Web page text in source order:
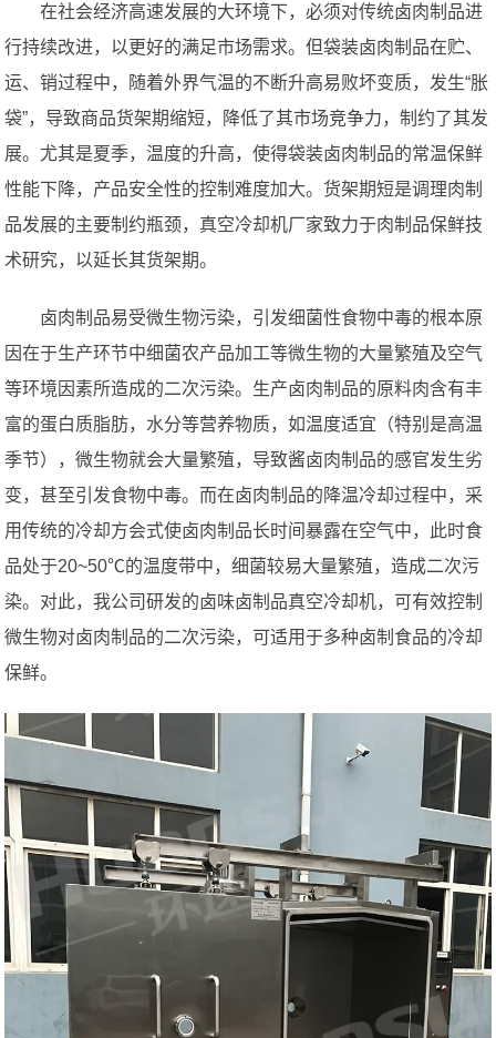
在社会经济高速发展的大环境下，必须对传统卤肉制品进
行持续改进，以更好的满足市场需求。但袋装卤肉制品在贮、
运、销过程中，随着外界气温的不断升高易败坏变质，发生“胀
袋”，导致商品货架期缩短，降低了其市场竞争力，制约了其发
展。尤其是夏季，温度的升高，使得袋装卤肉制品的常温保鲜
性能下降，产品安全性的控制难度加大。货架期短是调理肉制
品发展的主要制约瓶颈，真空冷却机厂家致力于肉制品保鲜技
术研究，以延长其货架期。
卤肉制品易受微生物污染，引发细菌性食物中毒的根本原
因在于生产环节中细菌农产品加工等微生物的大量繁殖及空气
等环境因素所造成的二次污染。生产卤肉制品的原料肉含有丰
富的蛋白质脂肪，水分等营养物质，如温度适宜（特别是高温
季节），微生物就会大量繁殖，导致酱卤肉制品的感官发生劣
变，甚至引发食物中毒。而在卤肉制品的降温冷却过程中，采
用传统的冷却方会式使卤肉制品长时间暴露在空气中，此时食
品处于20~50℃的温度带中，细菌较易大量繁殖，造成二次污
染。对此，我公司研发的卤味卤制品真空冷却机，可有效控制
微生物对卤肉制品的二次污染，可适用于多种卤制食品的冷却
保鲜。